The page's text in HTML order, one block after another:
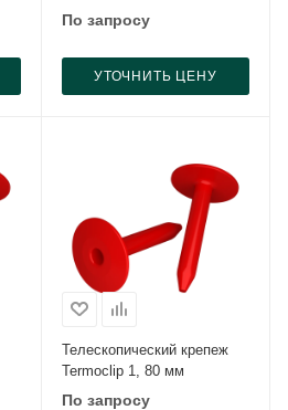
По запросу
УТОЧНИТЬ ЦЕНУ
Телескопический крепеж
Termoclip 1, 80 мм
По запросу